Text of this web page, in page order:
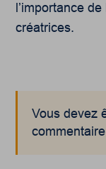
l’importance
créatrices.
Vous devez